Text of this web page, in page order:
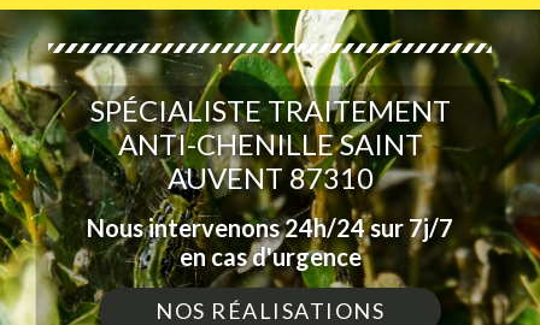
SPÉCIALISTE TRAITEMENT
ANTI-CHENILLE SAINT
AUVENT 87310
Nous intervenons 24h/24 sur 7j/7
en cas d'urgence
NOS RÉALISATIONS